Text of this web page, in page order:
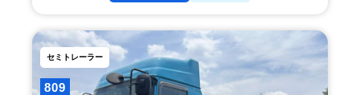
809
セミトレーラー